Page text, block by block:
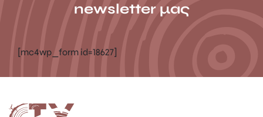
newsletter μας
[mc4wp_form id=18627]